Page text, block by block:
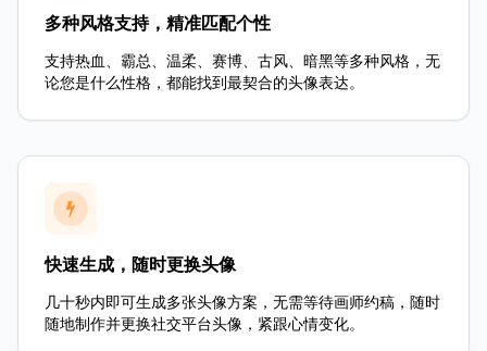
多种风格支持，精准匹配个性
支持热血、霸总、温柔、赛博、古风、暗黑等多种风格，无
论您是什么性格，都能找到最契合的头像表达。
快速生成，随时更换头像
几十秒内即可生成多张头像方案，无需等待画师约稿，随时
随地制作并更换社交平台头像，紧跟心情变化。